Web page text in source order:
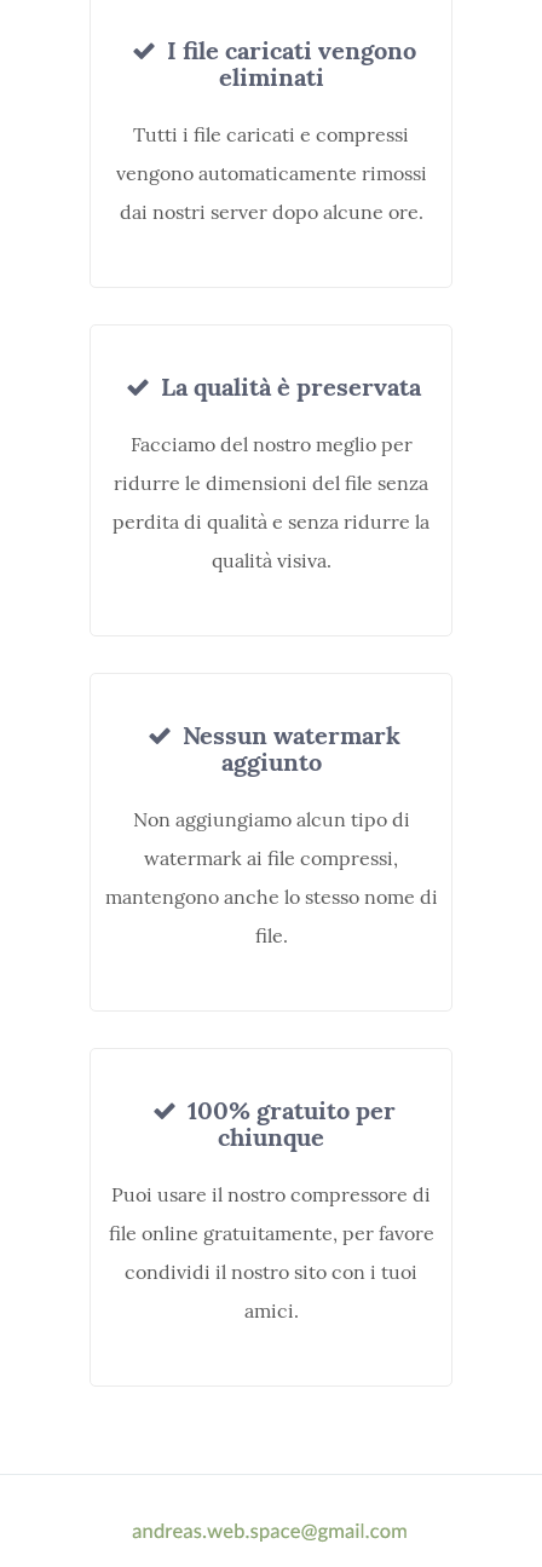
I file caricati vengono
eliminati
Tutti i file caricati e compressi
vengono automaticamente rimossi
dai nostri server dopo alcune ore.
La qualità è preservata
Facciamo del nostro meglio per
ridurre le dimensioni del file senza
perdita di qualità e senza ridurre la
qualità visiva.
Nessun watermark
aggiunto
Non aggiungiamo alcun tipo di
watermark ai file compressi,
mantengono anche lo stesso nome di
file.
100% gratuito per
chiunque
Puoi usare il nostro compressore di
file online gratuitamente, per favore
condividi il nostro sito con i tuoi
amici.